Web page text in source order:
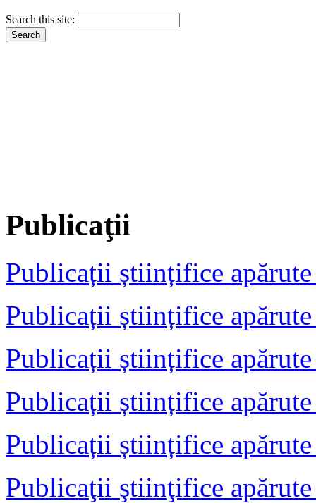
Search this site:
Publicaţii
Publicații științifice
Publicații științifice
Publicații științifice
Publicații științifice
Publicații științifice
Publicaţii ştiinţifice